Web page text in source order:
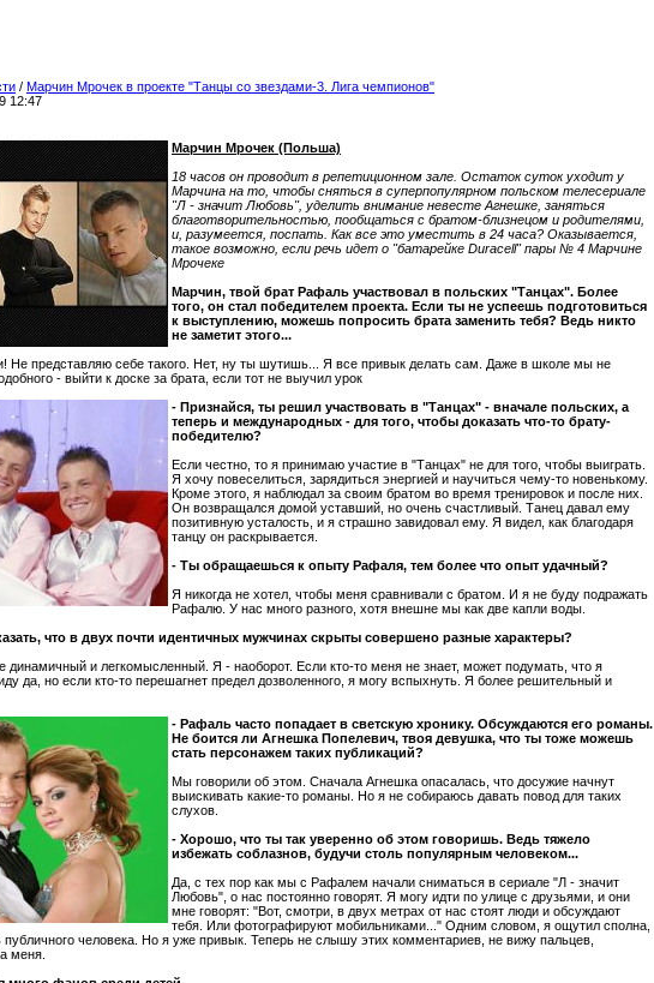
/ Марчин Мрочек в проекте "Танцы со звездами-3. Лига чемпионов"
12:47
Марчин Мрочек (Польша)
18 часов он проводит в репетиционном зале. Остаток суток уходит у
Марчина на то, чтобы сняться в суперпопулярном польском телесериале
"Л - значит Любовь", уделить внимание невесте Агнешке, заняться
благотворительностью, пообщаться с братом-близнецом и родителями,
и, разумеется, поспать. Как все это уместить в 24 часа? Оказывается,
такое возможно, если речь идет о "батарейке Duracell" пары № 4 Марчине
Мрочеке
Марчин, твой брат Рафаль участвовал в польских "Танцах". Более
того, он стал победителем проекта. Если ты не успеешь подготовиться
к выступлению, можешь попросить брата заменить тебя? Ведь никто
не заметит этого...
Не представляю себе такого. Нет, ну ты шутишь... Я все привык делать сам. Даже в школе мы не
- выйти к доске за брата, если тот не выучил урок
- Признайся, ты решил участвовать в "Танцах" - вначале польских, а
теперь и международных - для того, чтобы доказать что-то брату-
победителю?
Если честно, то я принимаю участие в "Танцах" не для того, чтобы выиграть.
Я хочу повеселиться, зарядиться энергией и научиться чему-то новенькому.
Кроме этого, я наблюдал за своим братом во время тренировок и после них.
Он возвращался домой уставший, но очень счастливый. Танец давал ему
позитивную усталость, и я страшно завидовал ему. Я видел, как благодаря
танцу он раскрывается.
- Ты обращаешься к опыту Рафаля, тем более что опыт удачный?
Я никогда не хотел, чтобы меня сравнивали с братом. И я не буду подражать
Рафалю. У нас много разного, хотя внешне мы как две капли воды.
что в двух почти идентичных мужчинах скрыты совершено разные характеры?
динамичный и легкомысленный. Я - наоборот. Если кто-то меня не знает, может подумать, что я
да, но если кто-то перешагнет предел дозволенного, я могу вспыхнуть. Я более решительный и
- Рафаль часто попадает в светскую хронику. Обсуждаются его романы.
Не боится ли Агнешка Попелевич, твоя девушка, что ты тоже можешь
стать персонажем таких публикаций?
Мы говорили об этом. Сначала Агнешка опасалась, что досужие начнут
выискивать какие-то романы. Но я не собираюсь давать повод для таких
слухов.
- Хорошо, что ты так уверенно об этом говоришь. Ведь тяжело
избежать соблазнов, будучи столь популярным человеком...
Да, с тех пор как мы с Рафалем начали сниматься в сериале "Л - значит
Любовь", о нас постоянно говорят. Я могу идти по улице с друзьями, и они
мне говорят: "Вот, смотри, в двух метрах от нас стоят люди и обсуждают
тебя. Или фотографируют мобильниками..." Одним словом, я ощутил сполна,
публичного человека. Но я уже привык. Теперь не слышу этих комментариев, не вижу пальцев,
меня.